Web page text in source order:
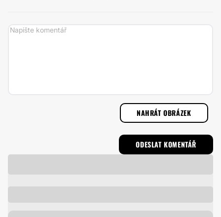
NAHRÁT OBRÁZEK